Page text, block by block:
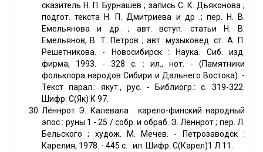
сказитель Н. П. Бурнашев ; запись С. К. Дьяконова ;
подгот. текста Н. П. Дмитриева и др .; пер. Н. В.
Емельянова и др. ; авт. вступ. статьи Н. В.
Емельянов, В. Т. Петров ; авт. музыковед. ст. А. П.
Решетникова. - Новосибирск : Наука. Сиб. изд.
фирма, 1993. - 328 с. : ил., нот. - (Памятники
фольклора народов Сибири и Дальнего Востока). -
Текст парал.: якут., рус. - Библиогр.: с. 319-322.
Шифр: С(Як) К 97.
Лённрот Э. Калевала : карело-финский народный
эпос : руны 1 - 25 / собр. и обраб. Э. Лённрот ; пер. Л.
Бельского ; худож. М. Мечев. - Петрозаводск :
Карелия, 1978. - 445 с. : ил. Шифр: С(Карел)1 Л 11.